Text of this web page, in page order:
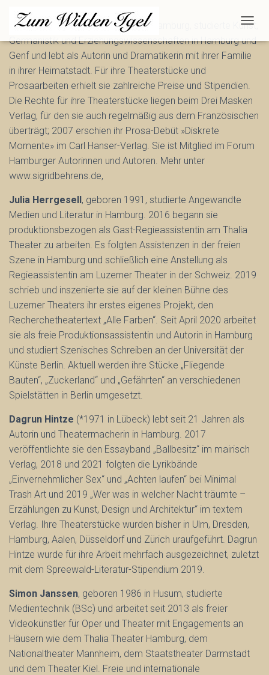
A
V
A
T
O
U
Sigrid Behrens, geboren 1976 in Hamburg, studierte Kunst,
Germanistik und Erziehungswissenschaften in Hamburg und
Genf und lebt als Autorin und Dramatikerin mit ihrer Familie
in ihrer Heimatstadt. Für ihre Theaterstücke und
Prosaarbeiten erhielt sie zahlreiche Preise und Stipendien.
Die Rechte für ihre Theaterstücke liegen beim Drei Masken
Verlag, für den sie auch regelmäßig aus dem Französischen
überträgt; 2007 erschien ihr Prosa-Debüt »Diskrete
Momente» im Carl Hanser-Verlag. Sie ist Mitglied im Forum
Hamburger Autorinnen und Autoren. Mehr unter
www.sigridbehrens.de,
Julia Herrgesell, geboren 1991, studierte Angewandte
Medien und Literatur in Hamburg. 2016 begann sie
produktionsbezogen als Gast-Regieassistentin am Thalia
Theater zu arbeiten. Es folgten Assistenzen in der freien
Szene in Hamburg und schließlich eine Anstellung als
Regieassistentin am Luzerner Theater in der Schweiz. 2019
schrieb und inszenierte sie auf der kleinen Bühne des
Luzerner Theaters ihr erstes eigenes Projekt, den
Recherchetheatertext „Alle Farben“. Seit April 2020 arbeitet
sie als freie Produktionsassistentin und Autorin in Hamburg
und studiert Szenisches Schreiben an der Universität der
Künste Berlin. Aktuell werden ihre Stücke „Fliegende
Bauten“, „Zuckerland“ und „Gefährten“ an verschiedenen
Spielstätten in Berlin umgesetzt.
Dagrun Hintze (*1971 in Lübeck) lebt seit 21 Jahren als
Autorin und Theatermacherin in Hamburg. 2017
veröffentlichte sie den Essayband „Ballbesitz“ im mairisch
Verlag, 2018 und 2021 folgten die Lyrikbände
„Einvernehmlicher Sex“ und „Achten laufen“ bei Minimal
Trash Art und 2019 „Wer was in welcher Nacht träumte –
Erzählungen zu Kunst, Design und Architektur“ im textem
Verlag. Ihre Theaterstücke wurden bisher in Ulm, Dresden,
Hamburg, Aalen, Düsseldorf und Zürich uraufgeführt. Dagrun
Hintze wurde für ihre Arbeit mehrfach ausgezeichnet, zuletzt
mit dem Spreewald-Literatur-Stipendium 2019.
Simon Janssen, geboren 1986 in Husum, studierte
Medientechnik (BSc) und arbeitet seit 2013 als freier
Videokünstler für Oper und Theater mit Engagements an
Häusern wie dem Thalia Theater Hamburg, dem
Nationaltheater Mannheim, dem Staatstheater Darmstadt
und dem Theater Kiel. Freie und internationale